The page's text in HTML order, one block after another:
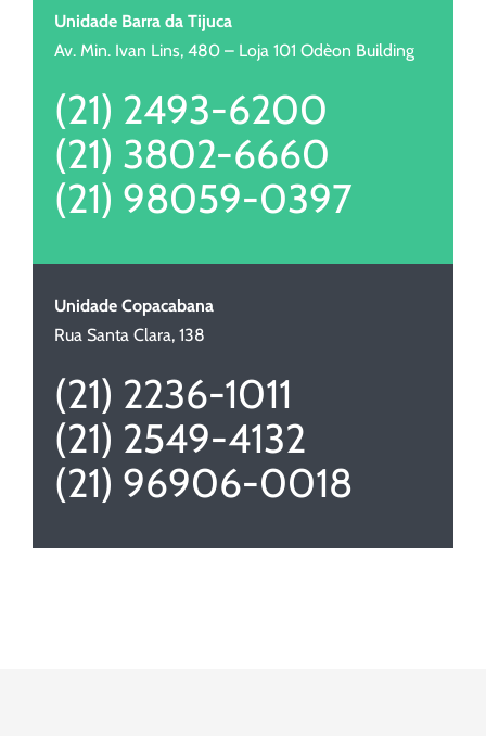
Unidade Barra da Tijuca
Av. Min. Ivan Lins, 480 – Loja 101 Odèon Building
(21) 2493-6200
(21) 3802-6660
(21) 98059-0397
Unidade Copacabana
Rua Santa Clara, 138
(21) 2236-1011
(21) 2549-4132
(21) 96906-0018